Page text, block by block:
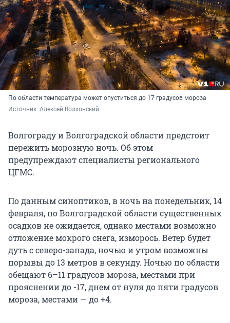
По области температура может опуститься до 17 градусов мороза
Источник: Алексей Волхонский
Волгограду и Волгоградской области предстоит
пережить морозную ночь. Об этом
предупреждают специалисты регионального
ЦГМС.
По данным синоптиков, в ночь на понедельник, 14
февраля, по Волгоградской области существенных
осадков не ожидается, однако местами возможно
отложение мокрого снега, изморось. Ветер будет
дуть с северо-запада, ночью и утром возможны
порывы до 13 метров в секунду. Ночью по области
обещают 6–11 градусов мороза, местами при
прояснении до -17, днем от нуля до пяти градусов
мороза, местами — до +4.